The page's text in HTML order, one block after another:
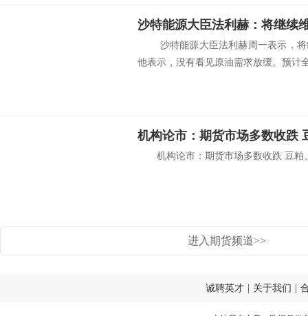
沙特能源大臣法利赫：将继续
沙特能源大臣法利赫周一表示，将
他表示，没有看见原油需求放缓。预计
机构论市：期货市场多数收跌
机构论市：期货市场多数收跌 豆粕
进入期货频道>>
诚聘英才 关于我们